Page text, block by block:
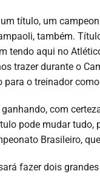
título, um
também.
tendo aqui no
trazer durante o
o treinador como
com
pode mudar
Brasileiro,
fazer dois